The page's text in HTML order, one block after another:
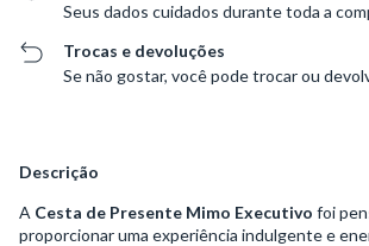
Seus dados cuidados durante toda a
Trocas e devoluções
Se não gostar, você pode trocar ou
Descrição
A Cesta de Presente Mimo Executivo foi
proporcionar uma experiência indulgente e